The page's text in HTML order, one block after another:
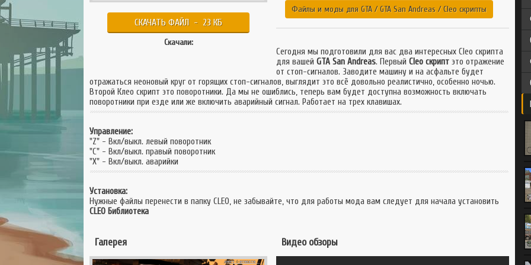
GTA 3
GTA CR-MP
СКАЧАТЬ ФАЙЛ - 23 КБ
Скачали:
Файлы и моды для GTA/GTA San Andreas /Cleo cкрипты
Сегодня мы подготовили для вас два интересных Cleo скрипта
для вашей GTA San Andreas. Первый Cleo скрипт это отражение
от стоп-сигналов. Заводите машину и на асфальте будет
отражаться неоновый круг от горящих стоп-сигналов, выглядит это всё довольно реалистично, особенно ночью.
Второй Клео скрипт это поворотники. Да мы не ошиблись, теперь вам будет доступна возможность включать
поворотники при езде или же включить аварийный сигнал. Работает на трех клавишах.
Управление:
"Z" - Вкл/выкл. левый поворотник
"C" - Вкл/выкл. правый поворотник
"Х" - Вкл/выкл. аварийки
Установка:
Нужные файлы перенести в папку CLEO, не забывайте, что для работы мода вам следует для начала установить
CLEO Библиотека
Галерея Видео обзоры